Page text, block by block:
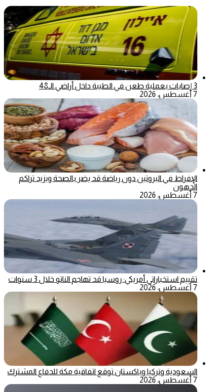
3 إصابات بعملية طعن في الطيبة داخل أراضي الـ48
7 أغسطس، 2026
الإفراط في البروتين دون رياضة قد يضر بالصحة ويزيد تراكم
الدهون
7 أغسطس، 2026
تقييم استخباراتي أمريكي: روسيا قد تهاجم الناتو خلال 3 سنوات
7 أغسطس، 2026
السعودية وتركيا وباكستان توقع اتفاقية مكة للدفاع المشترك
7 أغسطس، 2026